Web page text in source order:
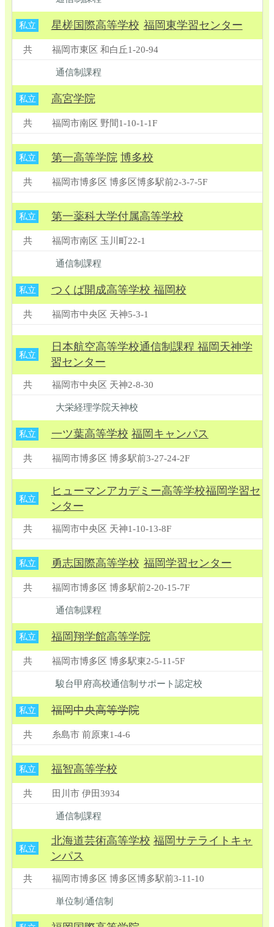
私立 星槎国際高等学校 福岡東学習センター
共 福岡市東区 和白丘1-20-94
通信制課程
私立 高宮学院
共 福岡市南区 野間1-10-1-1F
私立 第一高等学院 博多校
共 福岡市博多区 博多区博多駅前2-3-7-5F
私立 第一薬科大学付属高等学校
共 福岡市南区 玉川町22-1
通信制課程
私立 つくば開成高等学校 福岡校
共 福岡市中央区 天神5-3-1
私立
日本航空高等学校通信制課程 福岡天神学
習センター
共 福岡市中央区 天神2-8-30
大栄経理学院天神校
私立 一ツ葉高等学校 福岡キャンパス
共 福岡市博多区 博多駅前3-27-24-2F
私立
ヒューマンアカデミー高等学校福岡学習セ
ンター
共 福岡市中央区 天神1-10-13-8F
私立 勇志国際高等学校 福岡学習センター
共 福岡市博多区 博多駅前2-20-15-7F
通信制課程
私立 福岡翔学館高等学院
共 福岡市博多区 博多駅東2-5-11-5F
駿台甲府高校通信制サポート認定校
私立 福岡中央高等学院
共 糸島市 前原東1-4-6
私立 福智高等学校
共 田川市 伊田3934
通信制課程
私立
北海道芸術高等学校 福岡サテライトキャ
ンパス
共 福岡市博多区 博多区博多駅前3-11-10
単位制/通信制